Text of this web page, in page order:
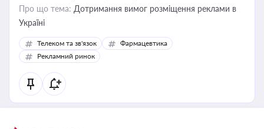
Про що тема: Дотримання вимог розміщення реклами в
Україні
Телеком та зв'язок
Фармацевтика
Рекламний ринок